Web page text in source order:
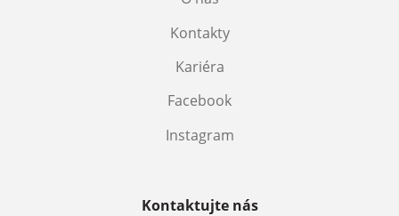
Kontakty
Kariéra
Facebook
Instagram
Kontaktujte nás